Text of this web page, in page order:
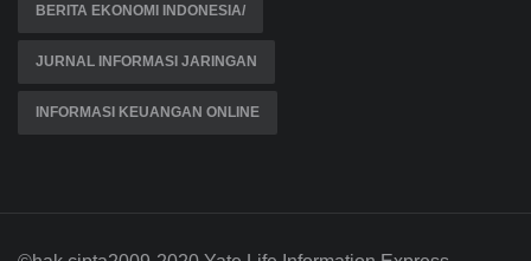
BERITA EKONOMI INDONESIA/
JURNAL INFORMASI JARINGAN
INFORMASI KEUANGAN ONLINE